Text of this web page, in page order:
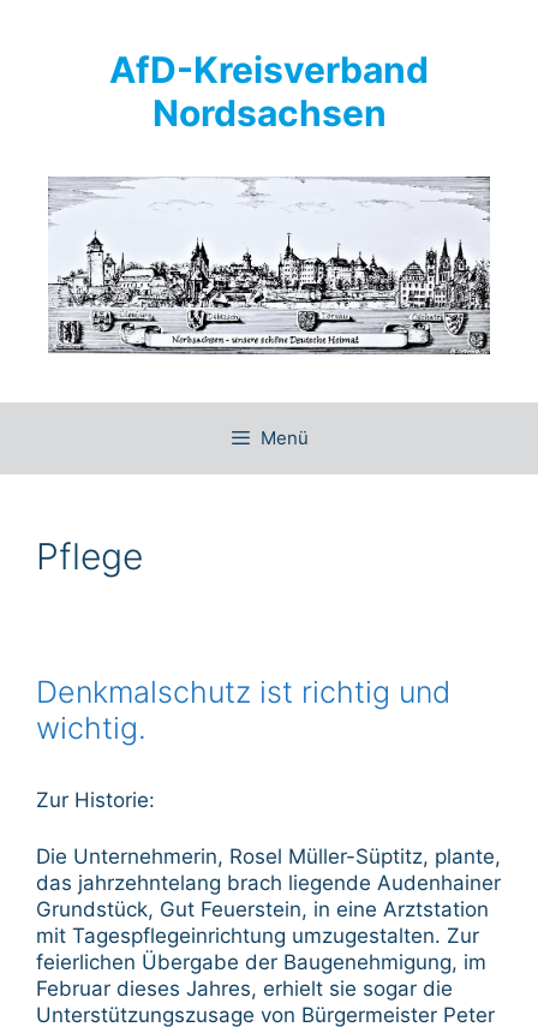
AfD-Kreisverband
Nordsachsen
Menü
Pflege
Denkmalschutz ist richtig und
wichtig.
Zur Historie:
Die Unternehmerin, Rosel Müller-Süptitz, plante,
das jahrzehntelang brach liegende Audenhainer
Grundstück, Gut Feuerstein, in eine Arztstation
mit Tagespflegeinrichtung umzugestalten. Zur
feierlichen Übergabe der Baugenehmigung, im
Februar dieses Jahres, erhielt sie sogar die
Unterstützungszusage von Bürgermeister Peter